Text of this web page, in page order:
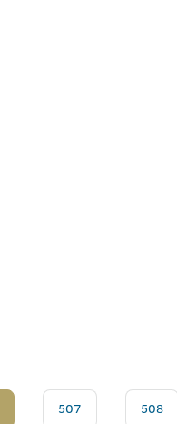
507 508